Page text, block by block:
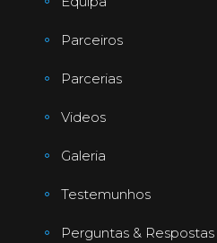
Parceiros
Parcerias
Videos
Galeria
Testemunhos
Perguntas & Respostas